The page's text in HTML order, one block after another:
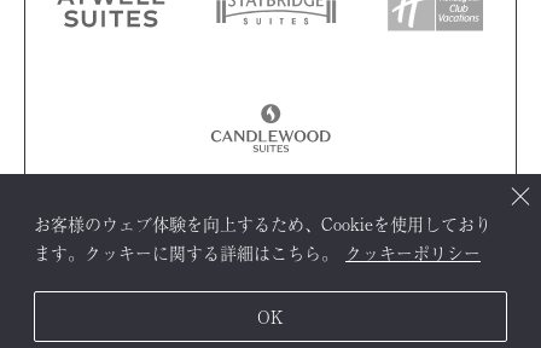
お客様のウェブ体験を向上するため、Cookieを使用しており
ます。クッキーに関する詳細はこちら。
クッキーポリシー
OK